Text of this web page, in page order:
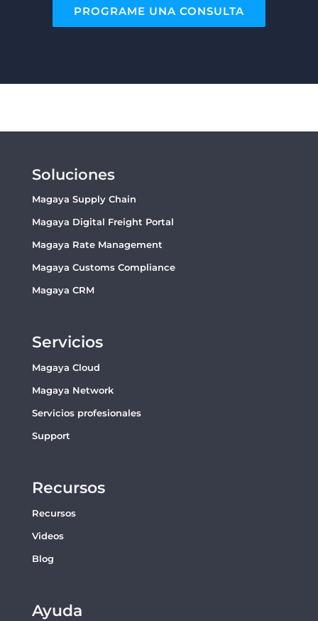
PROGRAME UNA CONSULTA
Soluciones
Magaya Supply Chain
Magaya Digital Freight Portal
Magaya Rate Management
Magaya Customs Compliance
Magaya CRM
Servicios
Magaya Cloud
Magaya Network
Servicios profesionales
Support
Recursos
Recursos
Videos
Blog
Ayuda